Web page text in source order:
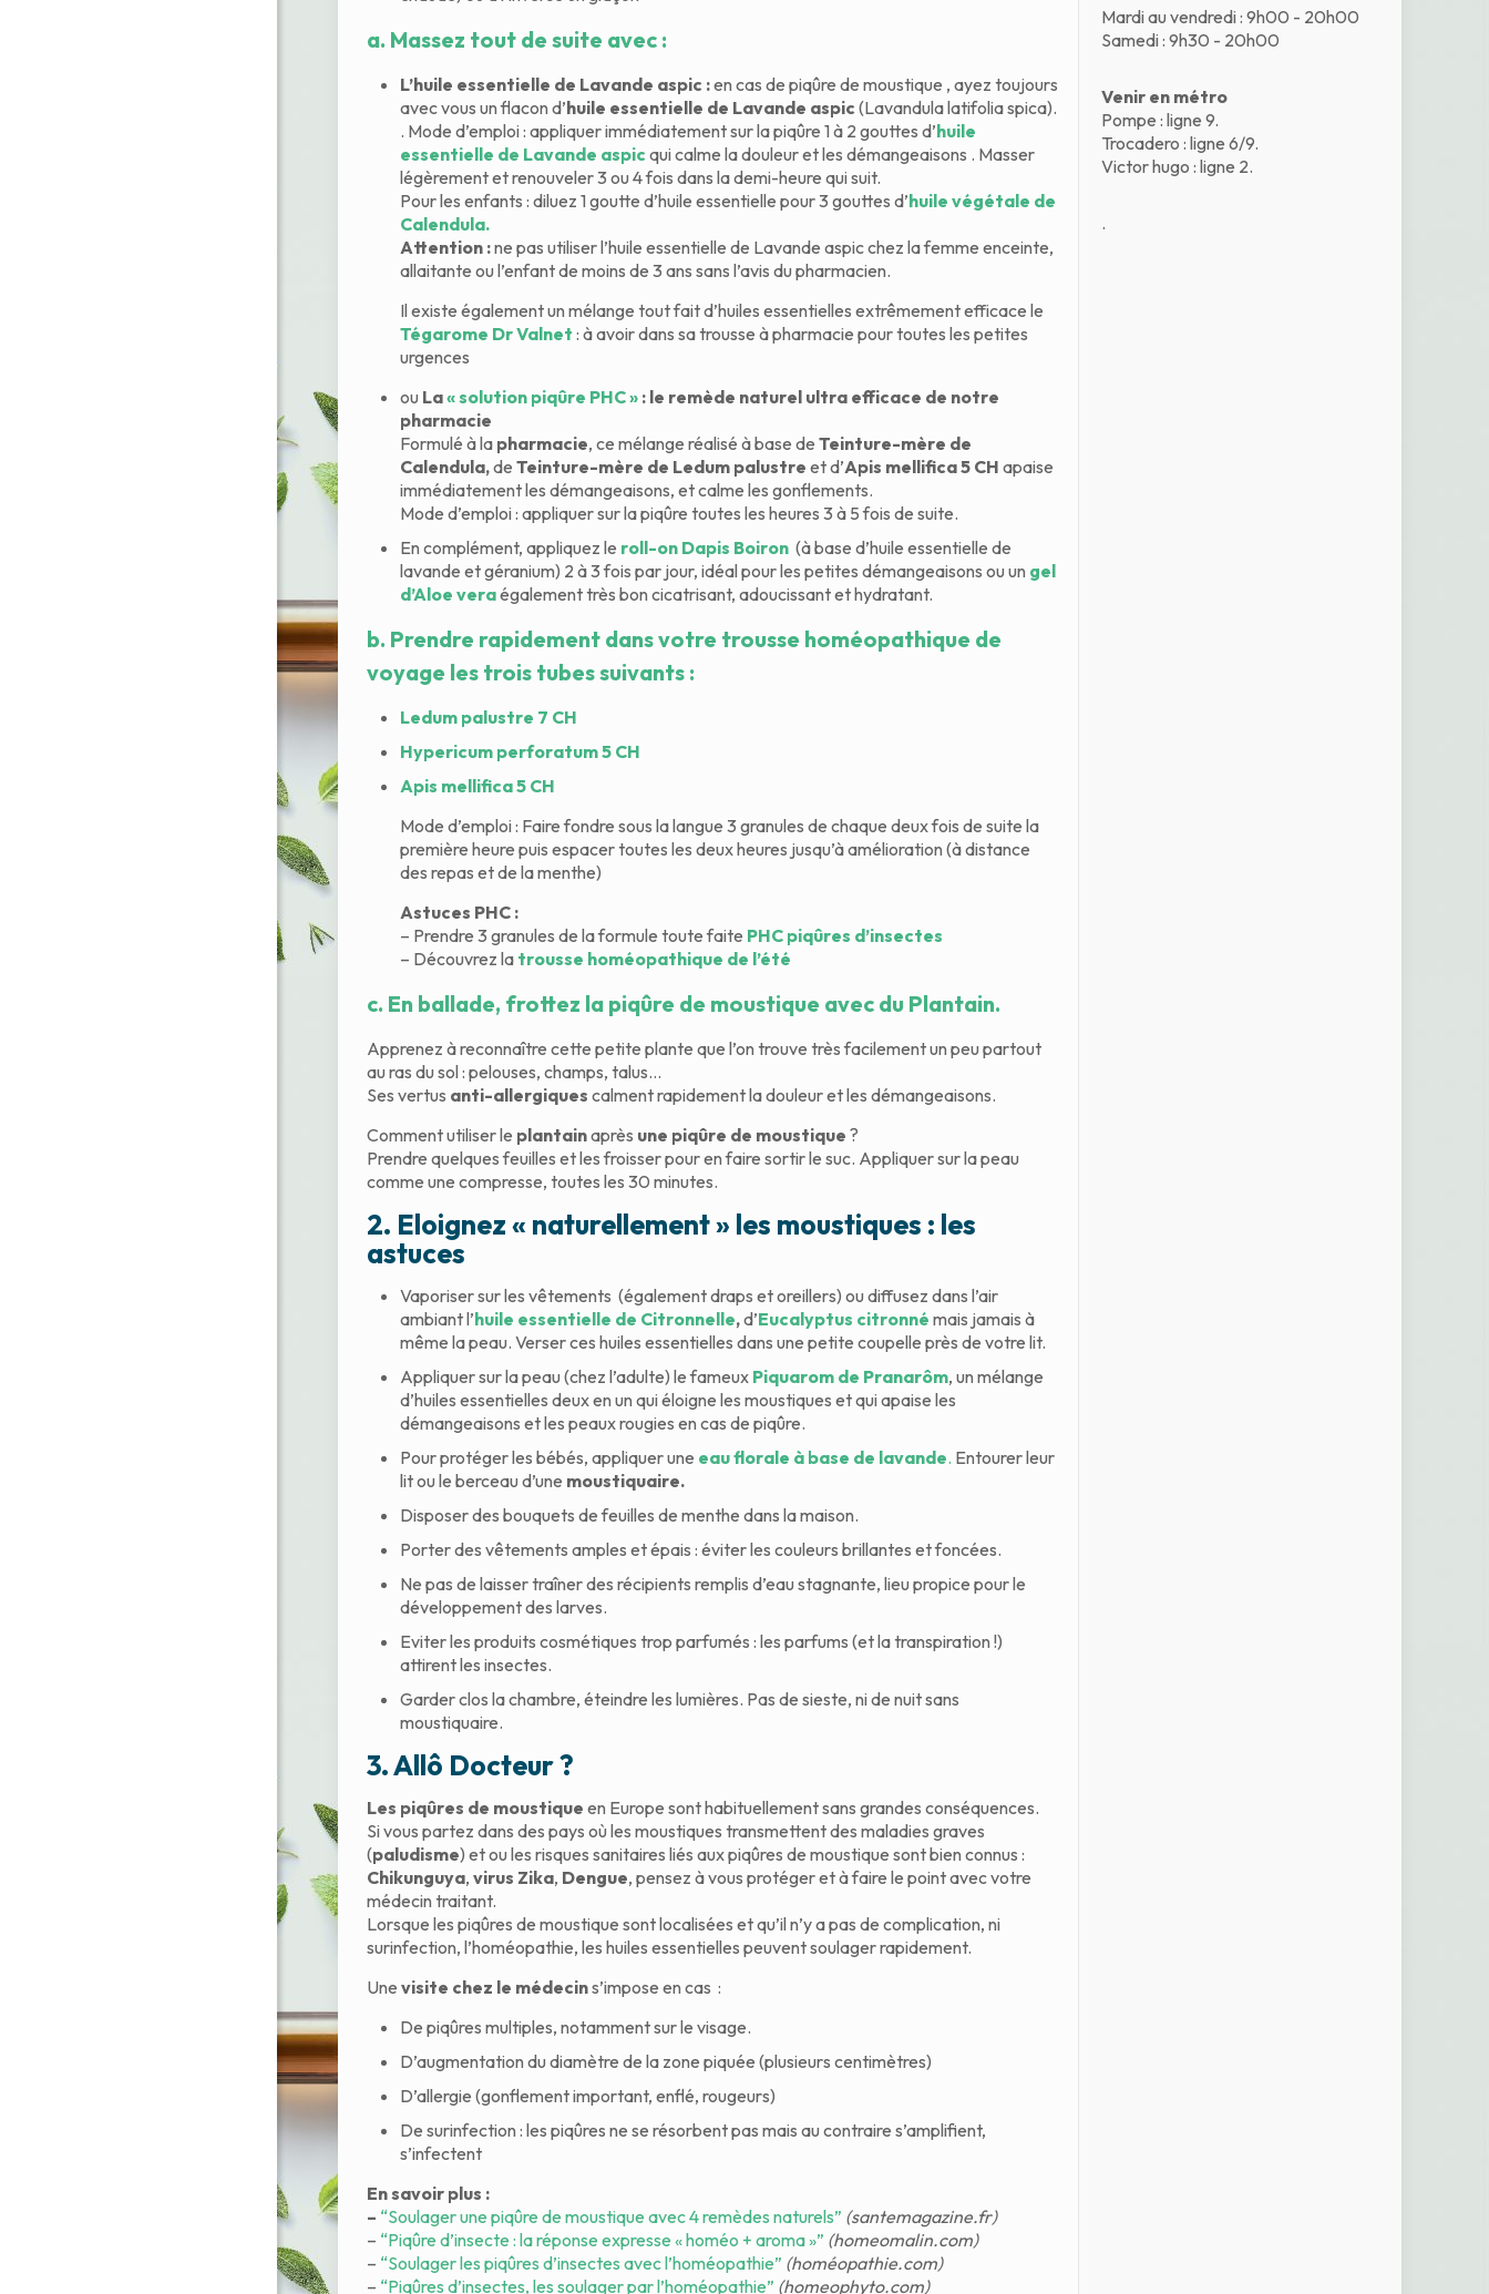
a. Massez tout de suite avec :
L’huile essentielle de Lavande aspic :en cas de piqûre de moustique , ayez toujours
avec vous un flacon d’huile essentielle de Lavande aspic (Lavandula latifolia spica).
. Mode d’emploi : appliquer immédiatement sur la piqûre 1 à 2 gouttes d’huile
essentielle de Lavande aspicqui calme la douleur et les démangeaisons . Masser
légèrement et renouveler 3 ou 4 fois dans la demi-heure qui suit.
Pour les enfants : diluez 1 goutte d’huile essentielle pour 3 gouttes d’huile végétale de
Calendula.
Attention :ne pas utiliser l’huile essentielle de Lavande aspic chez la femme enceinte,
allaitante ou l’enfant de moins de 3 ans sans l’avis du pharmacien.
Il existe également un mélange tout fait d’huiles essentielles extrêmement efficace le
Tégarome Dr Valnet : à avoir dans sa trousse à pharmacie pour toutes les petites
urgences
ou La« solution piqûre PHC » : le remède naturel ultra efficace de notre
pharmacie
Formulé à la pharmacie, ce mélange réalisé à base de Teinture-mère de
Calendula,de Teinture-mère de Ledum palustre et d’Apis mellifica 5 CH apaise
immédiatement les démangeaisons, et calme les gonflements.
Mode d’emploi : appliquer sur la piqûre toutes les heures 3 à 5 fois de suite.
En complément, appliquez le roll-on Dapis Boiron(à base d’huile essentielle de
lavande et géranium) 2 à 3 fois par jour, idéal pour les petites démangeaisons ou un gel
d’Aloe veraégalement très bon cicatrisant, adoucissant et hydratant.
b. Prendre rapidement dans votre trousse homéopathique de
voyage les trois tubes suivants:
Ledum palustre 7 CH
Hypericum perforatum 5 CH
Apis mellifica 5 CH
Mode d’emploi : Faire fondre sous la langue 3 granules de chaque deux fois de suite la
première heure puis espacer toutes les deux heures jusqu’à amélioration (à distance
des repas et de la menthe)
Astuces PHC :
– Prendre 3 granules de la formule toute faite PHC piqûres d’insectes
– Découvrez la trousse homéopathique de l’été
c. En ballade, frottez la piqûre de moustique avec du Plantain.
Apprenez à reconnaître cette petite plante que l’on trouve très facilement un peu partout
au ras du sol : pelouses, champs, talus…
Ses vertus anti-allergiques calment rapidement la douleur et les démangeaisons.
Comment utiliser le plantainaprès une piqûre de moustique ?
Prendre quelques feuilles et les froisser pour en faire sortir le suc. Appliquer sur la peau
comme une compresse, toutes les 30 minutes.
2. Eloignez « naturellement » les moustiques : les
astuces
Vaporiser sur les vêtements (également draps et oreillers) ou diffusez dans l’air
ambiant l’huile essentielle de Citronnelle,d’Eucalyptus citronné mais jamais à
même la peau. Verser ces huiles essentielles dans une petite coupelle près de votre lit.
Appliquer sur la peau (chez l’adulte) le fameux Piquarom de Pranarôm, un mélange
d’huiles essentielles deux en un qui éloigne les moustiques et qui apaise les
démangeaisons et les peaux rougies en cas de piqûre.
Pour protéger les bébés, appliquer une eau florale à base de lavande. Entourer leur
lit ou le berceau d’une moustiquaire.
Disposer des bouquets de feuilles de menthe dans la maison.
Porter des vêtements amples et épais : éviter les couleurs brillantes et foncées.
Ne pas de laisser traîner des récipients remplis d’eau stagnante, lieu propice pour le
développement des larves.
Eviter les produits cosmétiques trop parfumés : les parfums (et la transpiration !)
attirent les insectes.
Garder clos la chambre, éteindre les lumières. Pas de sieste, ni de nuit sans
moustiquaire.
3. Allô Docteur ?
Les piqûres de moustique en Europe sont habituellement sans grandes conséquences.
Si vous partez dans des pays où les moustiques transmettent des maladies graves
(paludisme) et ou les risques sanitaires liés aux piqûres de moustique sont bien connus :
Chikunguya, virus Zika, Dengue, pensez à vous protéger et à faire le point avec votre
médecin traitant.
Lorsque les piqûres de moustique sont localisées et qu’il n’y a pas de complication, ni
surinfection, l’homéopathie, les huiles essentielles peuvent soulager rapidement.
Une visite chez le médecins’impose en cas :
De piqûres multiples, notamment sur le visage.
D’augmentation du diamètre de la zone piquée (plusieurs centimètres)
D’allergie (gonflement important, enflé, rougeurs)
De surinfection : les piqûres ne se résorbent pas mais au contraire s’amplifient,
s’infectent
En savoir plus :
– “Soulager une piqûre de moustique avec 4 remèdes naturels” (santemagazine.fr)
– “Piqûre d’insecte : la réponse expresse « homéo + aroma »” (homeomalin.com)
– “Soulager les piqûres d’insectes avec l’homéopathie” (homéopathie.com)
– “Piqûres d’insectes, les soulager par l’homéopathie” (homeophyto.com)
Mardi au vendredi : 9h00 - 20h00
Samedi : 9h30 - 20h00
Venir en métro
Pompe : ligne 9.
Trocadero : ligne 6/9.
Victor hugo : ligne 2.
.